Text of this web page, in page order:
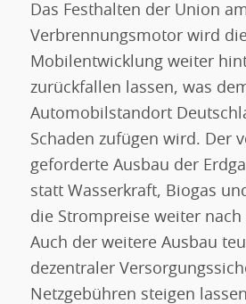
Das Festhalten der Union
Verbrennungsmotor wird
Mobilentwicklung weiter
zurückfallen lassen, was
Automobilstandort
Schaden zufügen wird. Der
geforderte Ausbau der
statt Wasserkraft, Biogas
die Strompreise weiter
Auch der weitere Ausbau
dezentraler
Netzgebühren steigen